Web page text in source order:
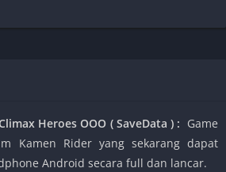
Heroes OOO ( SaveData ) : Game
Kamen Rider yang sekarang dapat
Android secara full dan lancar.